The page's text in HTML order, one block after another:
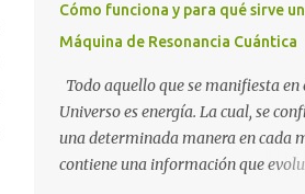
Cómo funciona y para qué sirve
Máquina de Resonancia Cuántica
Todo aquello que se manifiesta en
Universo es energía. La cual, se
una determinada manera en cada
contiene una información que